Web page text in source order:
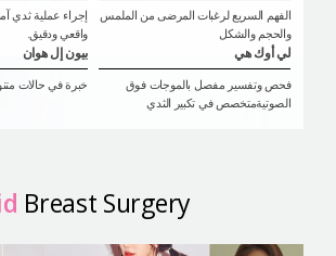
إجراء عملية ثدي
واقعي ودقيق.
الفهم السريع لرغبات المرضى من الملمس
والحجم والشكل
بيون إل هوان
خبرة في حالات
لي أوك هي
فحص وتفسير مفصل بالموجات فوق
الصوتيةمتخصص في تكبير الثدي
Breast Surgery